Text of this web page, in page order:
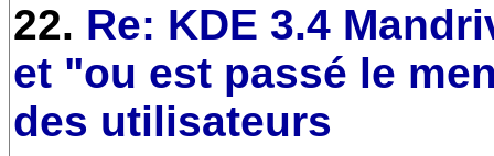
22. Re: KDE 3.4
et "ou est passé le
des utilisateurs